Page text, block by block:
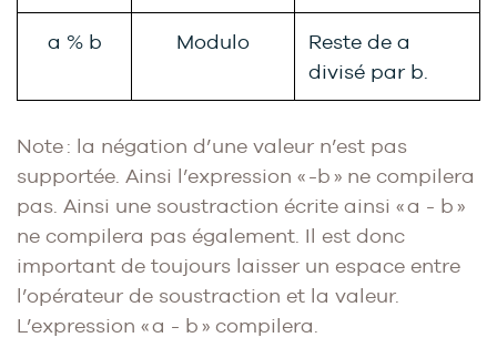
a % b Modulo
Reste de a
divisé par b.
Note : la négation d’une valeur n’est pas
supportée. Ainsi l’expression « -b » ne compilera
pas. Ainsi une soustraction écrite ainsi « a - b »
ne compilera pas également. Il est donc
important de toujours laisser un espace entre
l’opérateur de soustraction et la valeur.
L’expression « a - b » compilera.